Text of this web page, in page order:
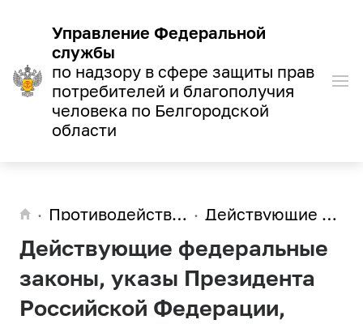
Управление Федеральной
службы
по надзору в сфере защиты прав
потребителей и благополучия
человека по Белгородской
области
Противодействие коррупции Действующие федеральные законы, указы Президента Российской Федерации, постановления Правительства Российской Федерации
Действующие федеральные
законы, указы Президента
Российской Федерации,